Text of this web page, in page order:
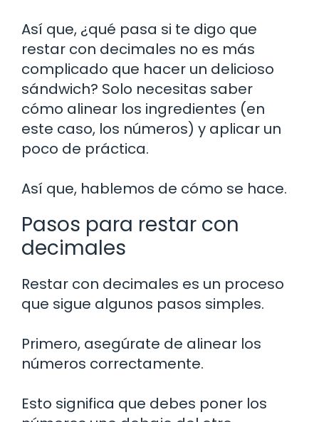
Así que, ¿qué pasa si te digo que
restar con decimales no es más
complicado que hacer un delicioso
sándwich? Solo necesitas saber
cómo alinear los ingredientes (en
este caso, los números) y aplicar un
poco de práctica.
Así que, hablemos de cómo se hace.
Pasos para restar con
decimales
Restar con decimales es un proceso
que sigue algunos pasos simples.
Primero, asegúrate de alinear los
números correctamente.
Esto significa que debes poner los